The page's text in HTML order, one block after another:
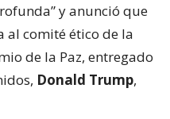
y anunció que
al comité ético de la
de la Paz, entregado
Donald Trump,